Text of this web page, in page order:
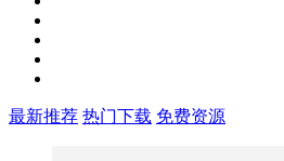
最新推荐 热门下载 免费资源